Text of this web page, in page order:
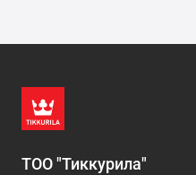
ТОО "Тиккурила"